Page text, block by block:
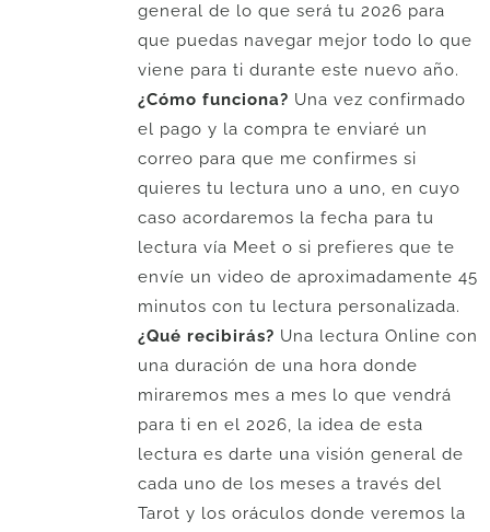
general de lo que será tu 2026 para
que puedas navegar mejor todo lo que
viene para ti durante este nuevo año.
¿Cómo funciona? Una vez confirmado
el pago y la compra te enviaré un
correo para que me confirmes si
quieres tu lectura uno a uno, en cuyo
caso acordaremos la fecha para tu
lectura vía Meet o si prefieres que te
envíe un video de aproximadamente 45
minutos con tu lectura personalizada.
¿Qué recibirás? Una lectura Online con
una duración de una hora donde
miraremos mes a mes lo que vendrá
para ti en el 2026, la idea de esta
lectura es darte una visión general de
cada uno de los meses a través del
Tarot y los oráculos donde veremos la